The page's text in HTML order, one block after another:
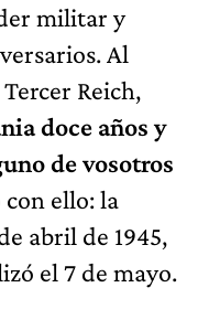
militar y
Al
Reich,
doce años y
de vosotros
ello: la
abril de 1945,
el 7 de mayo.